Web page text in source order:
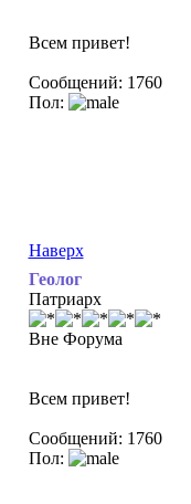
Всем привет!
Сообщений: 1760
Пол:
Наверх
Геолог
Патриарх
Вне Форума
Всем привет!
Сообщений: 1760
Пол: